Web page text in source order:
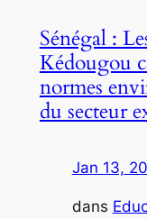
Sénégal :
Kédougou
normes
du secteur
Jan 13,
dans